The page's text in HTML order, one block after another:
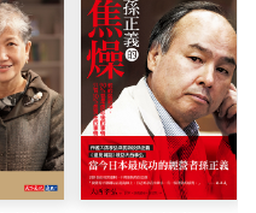
我的故事，我們的腦〉
樂四重奏：兩把小提琴
，可能會響亮得奪人耳
格的沉穩低音，易於和
專業人員的傳記」、
銷書排行榜上，也名列
的世界，許多人的世界
是會遇到TED人（TEDs
士，輔仁大學跨文化研